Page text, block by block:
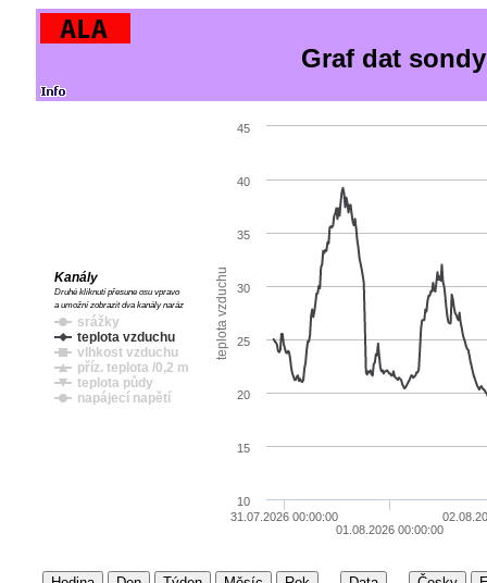
Graf dat
teplota vzduchu
srážky
teplota vzduchu
vlhkost vzduchu
příz. teplota /0,2 m
teplota půdy
napájecí napětí
Kanály
Druhé kliknutí přesune osu vpravo
a umožní zobrazit dva kanály naráz
31.07.2026 00:00:00
01.08.2026 00:00:00
10
15
20
25
30
35
40
45